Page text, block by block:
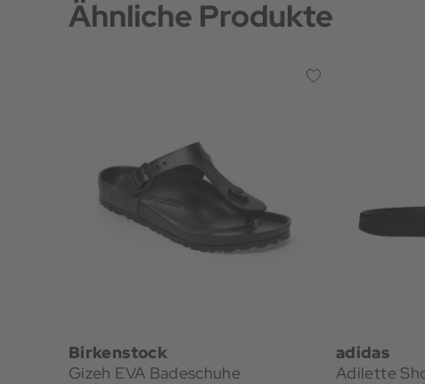
Ähnliche Produkte
Birkenstock
Gizeh EVA Badeschuhe
adidas
Adilette